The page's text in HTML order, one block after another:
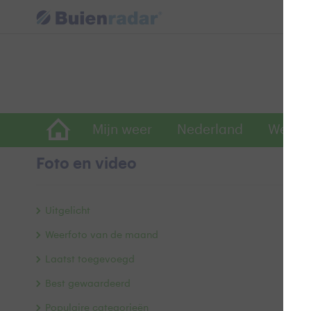
Mijn weer Nederland
Foto en video
Uitgelicht
Weerfoto van de maand
Laatst toegevoegd
Best gewaardeerd
Populaire categorieën